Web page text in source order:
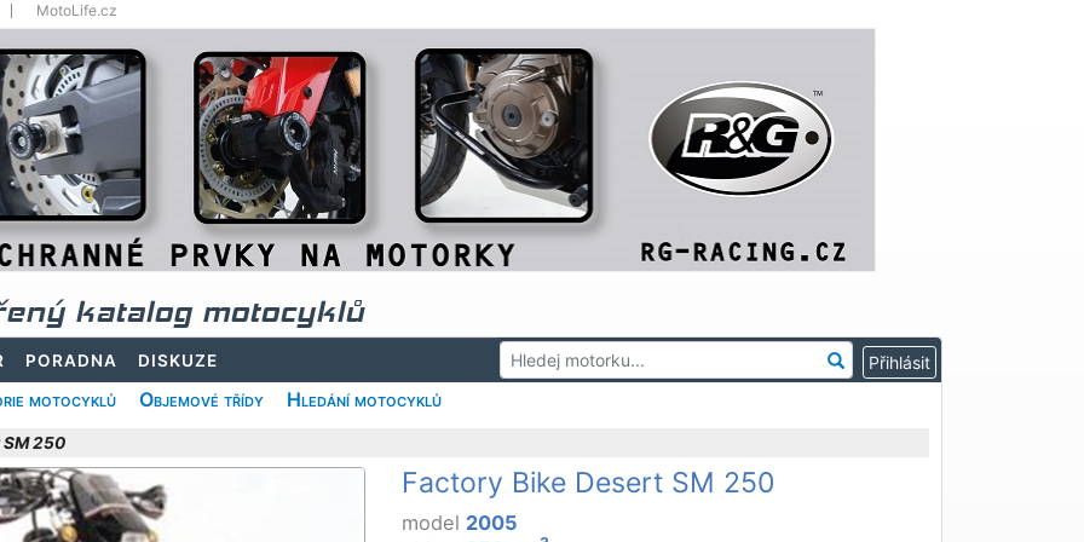
MotoLife.cz
katalog motocyklů
PORADNA DISKUZE
motocyklů Objemové třídy Hledání motocyklů
250
Factory Bike Desert SM 250
model 2005